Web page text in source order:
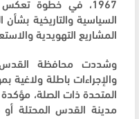
1967، في خطوة
السياسية والتاريخية بشأن
المشاريع التهويدية
وشددت محافظة
والإجراءات باطلة ولاغية
المتحدة ذات الصلة،
مدينة القدس المحتلة